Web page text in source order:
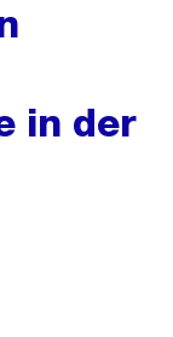
in der